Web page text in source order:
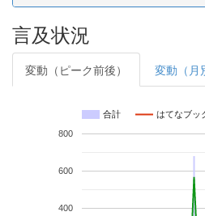
言及状況
変動（ピーク前後） 変動（月
合計 はてなブッ
400
600
800